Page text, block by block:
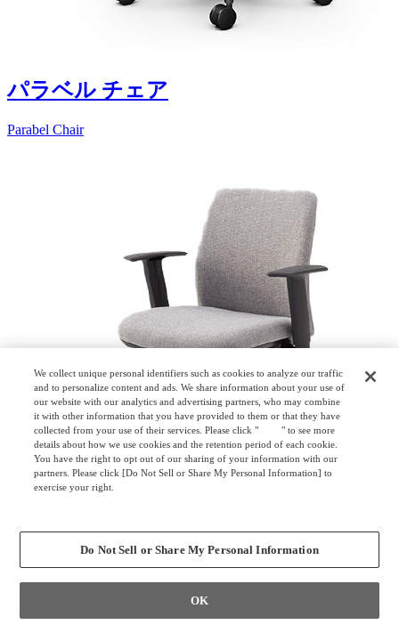
パラベル チェア
Parabel Chair
norm
We collect unique personal identifiers such as cookies to analyze our traffic
and to personalize content and ads. We share information about your use of
our website with our analytics and advertising partners, who may combine
it with other information that you have provided to them or that they have
collected from your use of their services. Please click "
here" to see more
details about how we use cookies and the retention period of each cookie.
You have the right to opt out of our sharing of your information with our
partners. Please click [Do Not Sell or Share My Personal Information] to
exercise your right.
Do Not Sell or Share My Personal Information
OK